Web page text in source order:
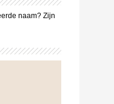
naam? Zijn